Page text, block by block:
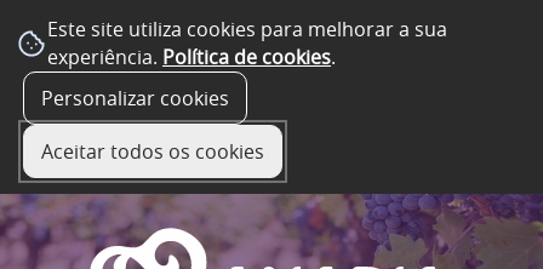
Este site utiliza cookies para melhorar a sua
experiência. Política de cookies.
Personalizar cookies
Aceitar todos os cookies